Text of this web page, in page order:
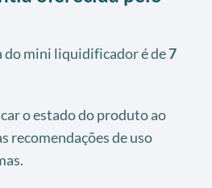
mini liquidificador é de7
o estado do produto ao
recomendações de uso